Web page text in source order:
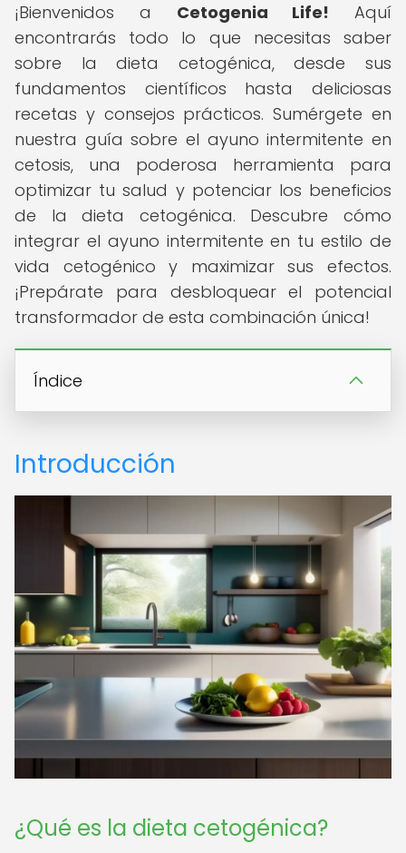
¡Bienvenidos a Cetogenia Life! Aquí
encontrarás todo lo que necesitas saber
sobre la dieta cetogénica, desde sus
fundamentos científicos hasta deliciosas
recetas y consejos prácticos. Sumérgete en
nuestra guía sobre el ayuno intermitente en
cetosis, una poderosa herramienta para
optimizar tu salud y potenciar los beneficios
de la dieta cetogénica. Descubre cómo
integrar el ayuno intermitente en tu estilo de
vida cetogénico y maximizar sus efectos.
¡Prepárate para desbloquear el potencial
transformador de esta combinación única!
Índice
Introducción
¿Qué es la dieta cetogénica?